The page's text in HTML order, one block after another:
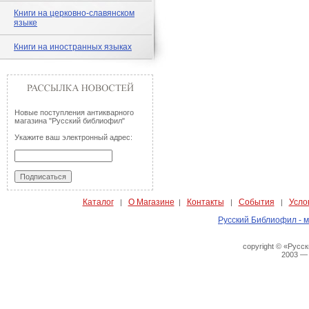
Книги на церковно-славянском
языке
Книги на иностранных языках
Новые поступления антикварного
магазина "Русский библиофил"
Укажите ваш электронный адрес:
Каталог| О Магазине | Контакты | События |
Русский Библиофил -
copyright ©
2003 —